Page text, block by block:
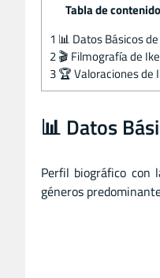
Tabla de
1 📊 Datos Básicos
2🎬 Filmografía de
3🏆 Valoraciones de
📊 Datos
Perfil biográfico con
géneros